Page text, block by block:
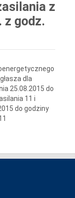
z
z godz.
dla
25.08.2015 do
11 i
do godziny